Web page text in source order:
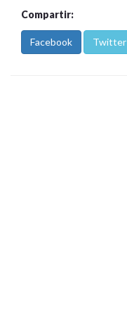
Compartir:
Facebook Twitter